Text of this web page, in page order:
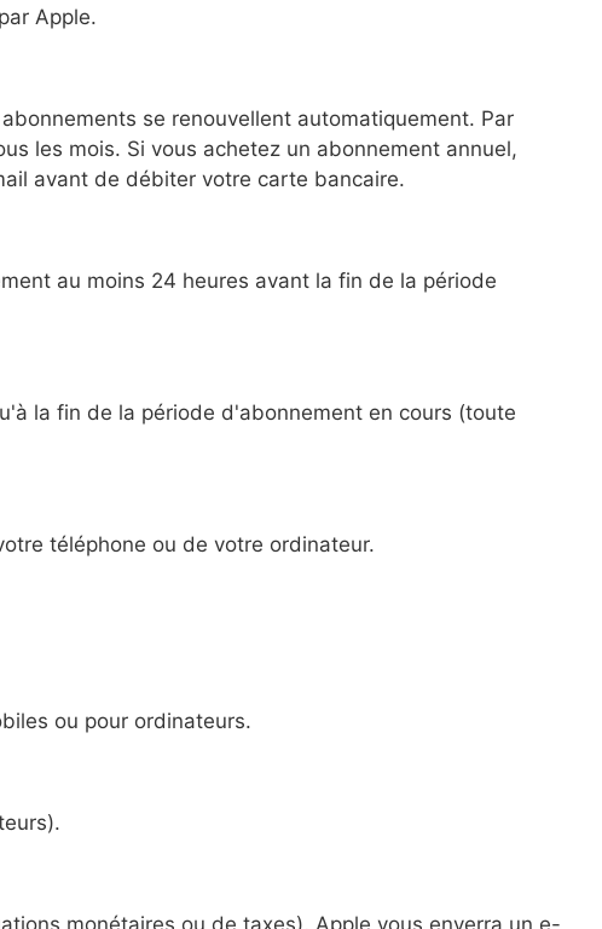
Apple.
se renouvellent automatiquement. Par
les mois. Si vous achetez un abonnement annuel,
avant de débiter votre carte bancaire.
au moins 24 heures avant la fin de la période
la fin de la période d'abonnement en cours (toute
téléphone ou de votre ordinateur.
ou pour ordinateurs.
monétaires ou de taxes), Apple vous enverra un e-